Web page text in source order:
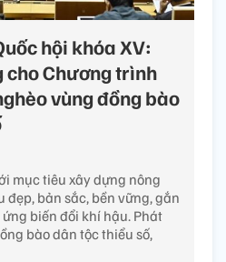
hội khóa XV:
cho Chương trình
vùng đồng bào
mục tiêu xây dựng nông
bản sắc, bền vững, gắn
biến đổi khí hậu. Phát
bào dân tộc thiểu số,